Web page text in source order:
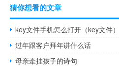
猜你想看的文章
key文件手机怎么打开（key文件）
过年跟客户拜年讲什么话
母亲牵挂孩子的诗句